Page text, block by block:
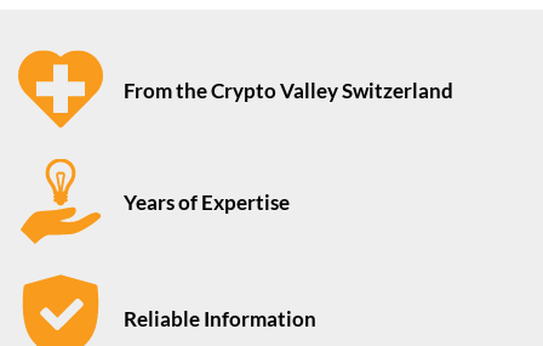
From the Crypto Valley Switzerland
Years of Expertise
Reliable Information